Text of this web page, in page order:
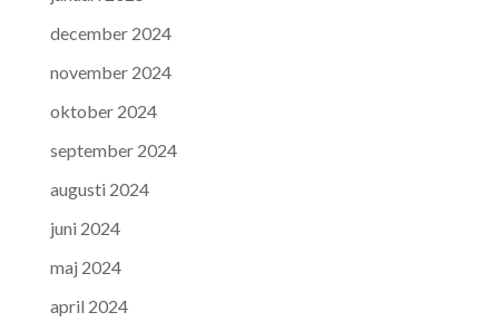
december 2024
november 2024
oktober 2024
september 2024
augusti 2024
juni 2024
maj 2024
april 2024